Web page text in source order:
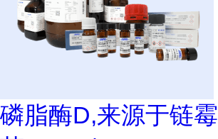
磷脂酶D,来源于链霉